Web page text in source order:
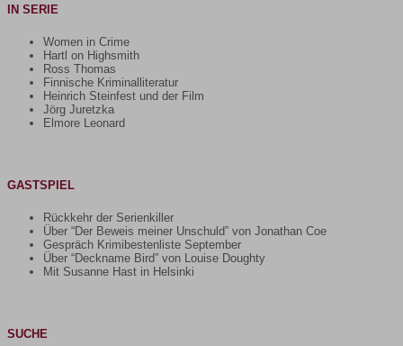
IN SERIE
Women in Crime
Hartl on Highsmith
Ross Thomas
Finnische Kriminalliteratur
Heinrich Steinfest und der Film
Jörg Juretzka
Elmore Leonard
GASTSPIEL
Rückkehr der Serienkiller
Über “Der Beweis meiner Unschuld” von Jonathan Coe
Gespräch Krimibestenliste September
Über “Deckname Bird” von Louise Doughty
Mit Susanne Hast in Helsinki
SUCHE